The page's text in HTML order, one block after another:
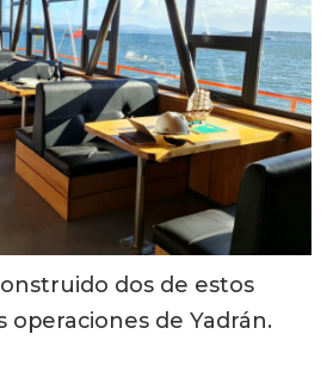
dos de estos
operaciones de Yadrán.